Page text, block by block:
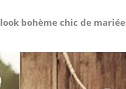
look bohème chic de mariée